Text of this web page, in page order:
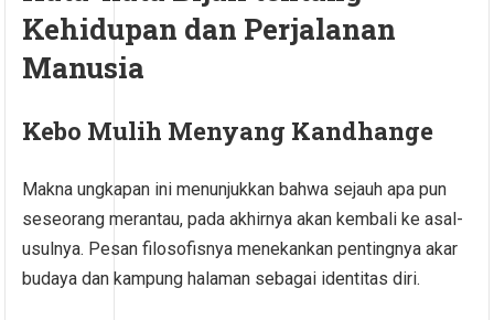
Kehidupan dan Perjalanan
Manusia
Kebo Mulih Menyang Kandhange
Makna ungkapan ini menunjukkan bahwa sejauh apa pun
seseorang merantau, pada akhirnya akan kembali ke asal-
usulnya. Pesan filosofisnya menekankan pentingnya akar
budaya dan kampung halaman sebagai identitas diri.